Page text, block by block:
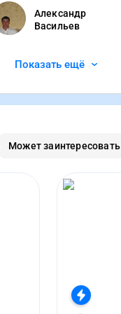
Александр
Васильев
Показать ещё
Может заинтересовать